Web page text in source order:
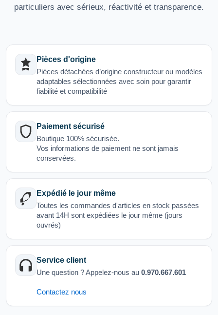
particuliers avec sérieux, réactivité et transparence.
Pièces d'origine
Pièces détachées d’origine constructeur ou modèles
adaptables sélectionnées avec soin pour garantir
fiabilité et compatibilité
Paiement sécurisé
Boutique 100% sécurisée.
Vos informations de paiement ne sont jamais
conservées.
Expédié le jour même
Toutes les commandes d'articles en stock passées
avant 14H sont expédiées le jour même (jours
ouvrés)
Service client
Une question ? Appelez-nous au 0.970.667.601
Contactez nous